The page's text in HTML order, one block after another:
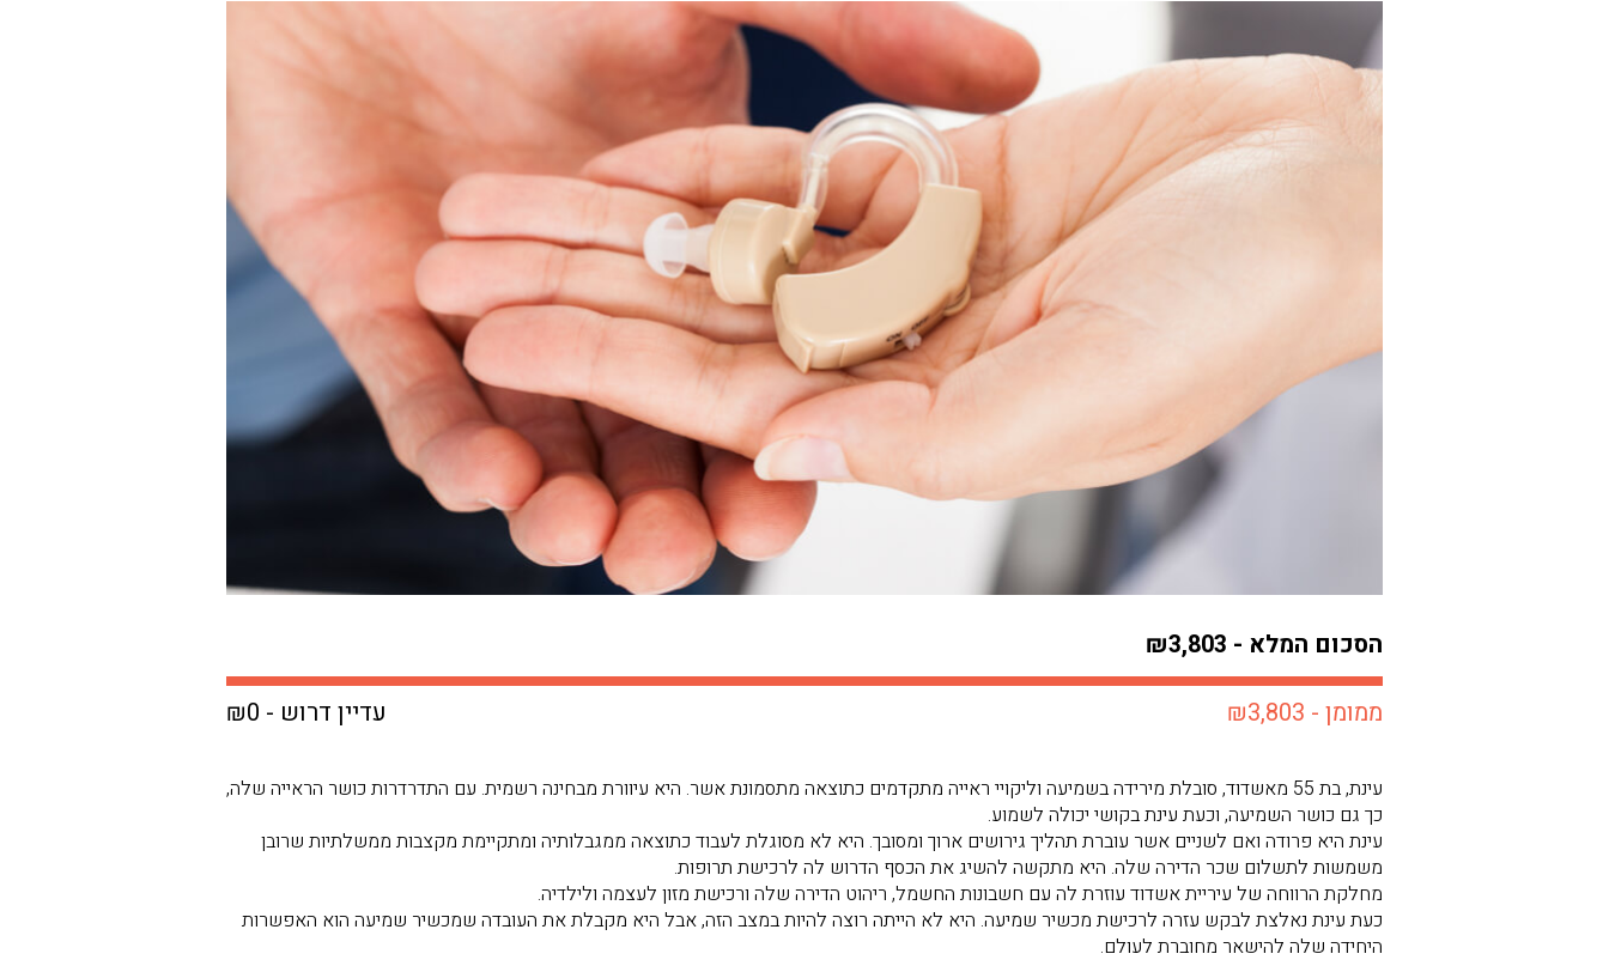
הסכום המלא - ₪3,803
עדיין דרוש - ₪0
ממומן - ₪3,803
עינת, בת 55 מאשדוד, סובלת מירידה בשמיעה וליקויי ראייה מתקדמים כתוצאה מתסמונת אשר. היא עיוורת מבחינה רשמית. עם התדרדרות כושר הראייה שלה,
כך גם כושר השמיעה, וכעת עינת בקושי יכולה לשמוע.
עינת היא פרודה ואם לשניים אשר עוברת תהליך גירושים ארוך ומסובך. היא לא מסוגלת לעבוד כתוצאה ממגבלותיה ומתקיימת מקצבות ממשלתיות שרובן
משמשות לתשלום שכר הדירה שלה. היא מתקשה להשיג את הכסף הדרוש לה לרכישת תרופות.
מחלקת הרווחה של עיריית אשדוד עוזרת לה עם חשבונות החשמל, ריהוט הדירה שלה ורכישת מזון לעצמה ולילדיה.
כעת עינת נאלצת לבקש עזרה לרכישת מכשיר שמיעה. היא לא הייתה רוצה להיות במצב הזה, אבל היא מקבלת את העובדה שמכשיר שמיעה הוא האפשרות
היחידה שלה להישאר מחוברת לעולם.